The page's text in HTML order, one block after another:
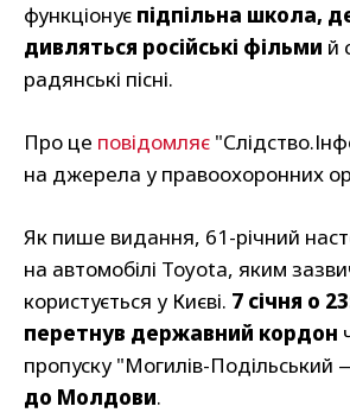
функціонує підпільна школа,
дивляться російські фільми й
радянські пісні.
Про це повідомляє
на джерела у правоохоронних
Як пише видання, 61-річний
на автомобілі Toyota, яким
користується у Києві. 7 січня о
перетнув державний кордон
пропуску "Могилів-Подільський
до Молдови.